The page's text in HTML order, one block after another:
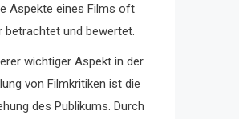
Aspekte eines Films oft
betrachtet und bewertet.
wichtiger Aspekt in der
von Filmkritiken ist die
des Publikums. Durch